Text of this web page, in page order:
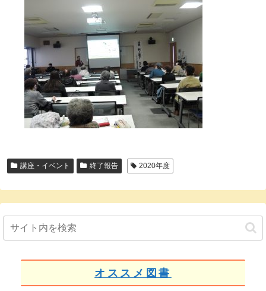
講座・イベント 終了報告 2020年度
オススメ図書